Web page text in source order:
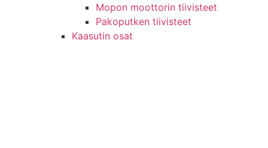
Mopon moottorin tiivisteet
Pakoputken tiivisteet
Kaasutin osat